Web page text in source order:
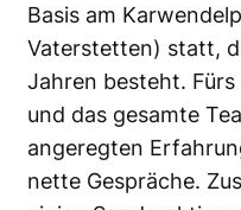
Basis am
Vaterstetten) statt,
Jahren besteht.
und das gesamte
angeregten
nette Gespräche.